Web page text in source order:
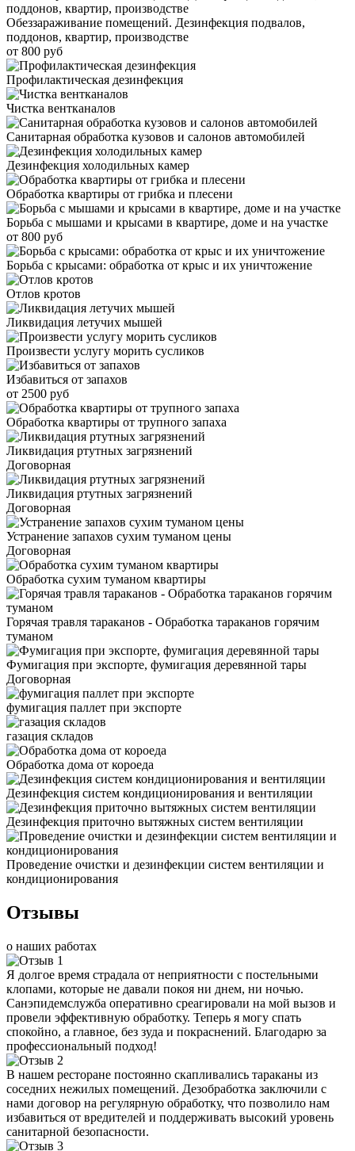
Обеззараживание помещений. Дезинфекция подвалов,
поддонов, квартир, производстве
от 800 руб
Профилактическая дезинфекция
Чистка вентканалов
Санитарная обработка кузовов и салонов автомобилей
Дезинфекция холодильных камер
Обработка квартиры от грибка и плесени
Борьба с мышами и крысами в квартире, доме и на участке
от 800 руб
Борьба с крысами: обработка от крыс и их уничтожение
Отлов кротов
Ликвидация летучих мышей
Произвести услугу морить сусликов
Избавиться от запахов
от 2500 руб
Обработка квартиры от трупного запаха
Ликвидация ртутных загрязнений
Договорная
Ликвидация ртутных загрязнений
Договорная
Устранение запахов сухим туманом цены
Договорная
Обработка сухим туманом квартиры
Горячая травля тараканов - Обработка тараканов горячим
туманом
Фумигация при экспорте, фумигация деревянной тары
Договорная
фумигация паллет при экспорте
газация складов
Обработка дома от короеда
Дезинфекция систем кондиционирования и вентиляции
Дезинфекция приточно вытяжных систем вентиляции
Проведение очистки и дезинфекции систем вентиляции и
кондиционирования
Отзывы
о наших работах
Я долгое время страдала от неприятности с постельными
клопами, которые не давали покоя ни днем, ни ночью.
Санэпидемслужба оперативно среагировали на мой вызов и
провели эффективную обработку. Теперь я могу спать
спокойно, а главное, без зуда и покраснений. Благодарю за
профессиональный подход!
В нашем ресторане постоянно скапливались тараканы из
соседних нежилых помещений. Дезобработка заключили с
нами договор на регулярную обработку, что позволило нам
избавиться от вредителей и поддерживать высокий уровень
санитарной безопасности.